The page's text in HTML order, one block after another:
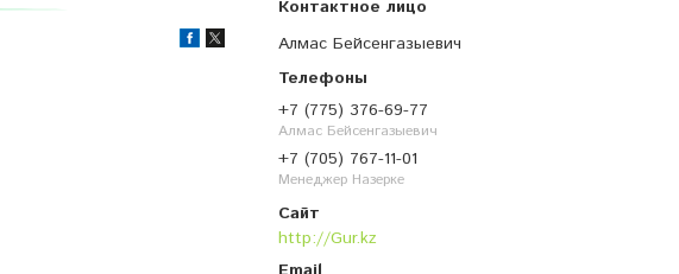
Алмас Бейсенгазыевич
+7 (775) 376-69-77
Алмас Бейсенгазыевич
+7 (705) 767-11-01
Менеджер Назерке
http://Gur.kz